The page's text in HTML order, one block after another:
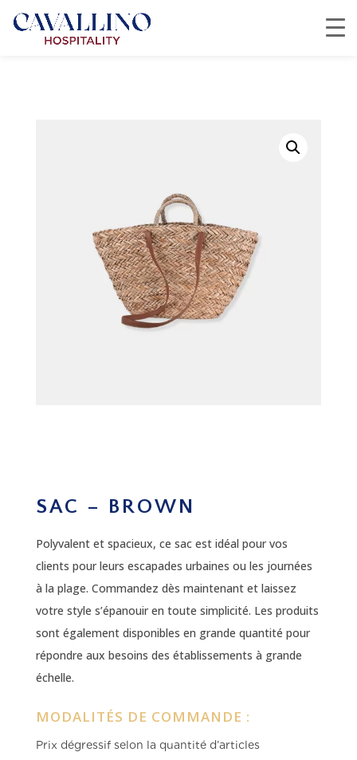
SAC – BROWN
Polyvalent et spacieux, ce sac est idéal pour vos
clients pour leurs escapades urbaines ou les journées
à la plage. Commandez dès maintenant et laissez
votre style s’épanouir en toute simplicité. Les produits
sont également disponibles en grande quantité pour
répondre aux besoins des établissements à grande
échelle.
MODALITÉS DE COMMANDE :
Prix dégressif selon la quantité d’articles